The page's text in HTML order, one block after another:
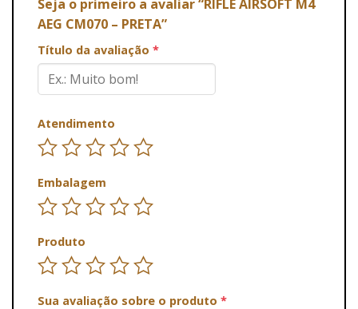
Seja o primeiro a avaliar “RIFLE AIRSOFT M4
AEG CM070 – PRETA”
Título da avaliação *
Atendimento
Embalagem
Produto
Sua avaliação sobre o produto *